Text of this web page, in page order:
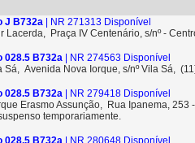
J B732a | NR 271313 Disponível
Lacerda, Praça IV Centenário, s/nº -
028.5 B732a | NR 274563 Disponível
Sá, Avenida Nova Iorque, s/nº Vila Sá,
028.5 B732a | NR 279418 Disponível
Erasmo Assunção, Rua Ipanema,
temporariamente.
028.5 B732a | NR 280648 Disponível